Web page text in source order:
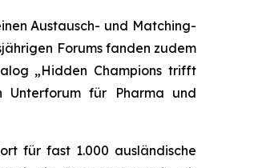
Austausch- und Matching-
Forums fanden zudem
„Hidden Champions trifft
Unterforum für Pharma und
für fast 1.000 ausländische